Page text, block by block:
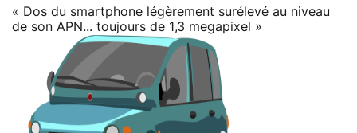
« Dos du smartphone légèrement surélevé au niveau
de son APN... toujours de 1,3 megapixel »